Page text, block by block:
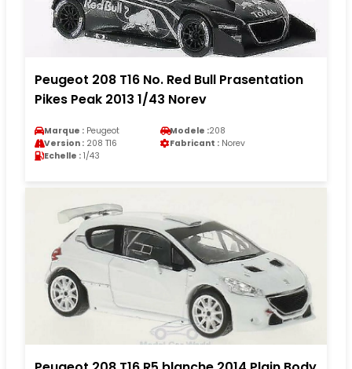
Peugeot 208 T16 No. Red Bull Prasentation
Pikes Peak 2013 1/43 Norev
Marque : Peugeot Modele :208
Version : 208 T16 Fabricant : Norev
Echelle : 1/43